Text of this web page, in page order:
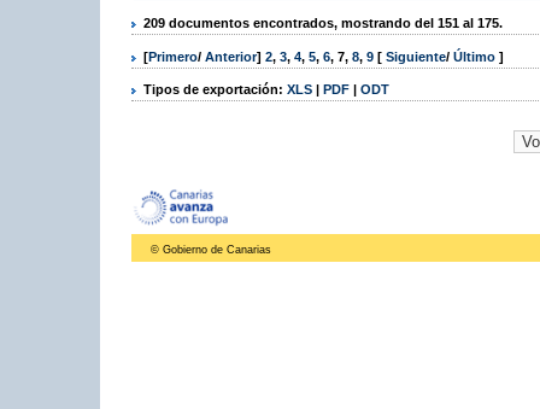
209 documentos encontrados, mostrando del 151 al 175.
[Primero/ Anterior] 2, 3, 4, 5, 6, 7, 8, 9 [ Siguiente/ Último ]
Tipos de exportación: XLS | PDF | ODT
© Gobierno de Canarias